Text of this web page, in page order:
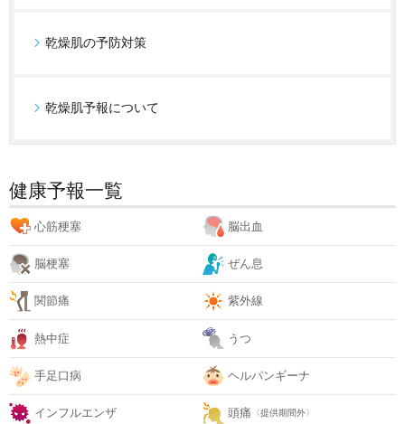
乾燥肌の予防対策
乾燥肌予報について
健康予報一覧
心筋梗塞 脳出血
脳梗塞 ぜん息
関節痛 紫外線
熱中症 うつ
手足口病 ヘルパンギーナ
インフルエンザ 頭痛 〈提供期間外〉